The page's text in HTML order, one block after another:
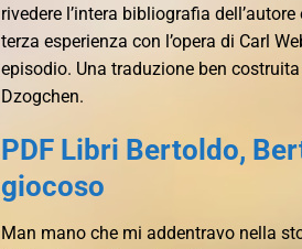
rivedere l’intera bibliografia
terza esperienza con l’opera di Carl
episodio. Una traduzione ben
Dzogchen.
PDF Libri Bertoldo,
giocoso
Man mano che mi addentravo nella